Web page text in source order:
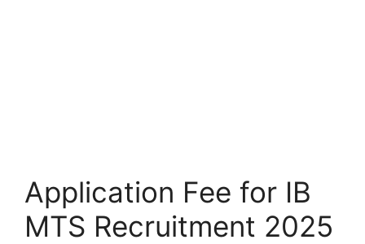
Application Fee for IB
MTS Recruitment 2025